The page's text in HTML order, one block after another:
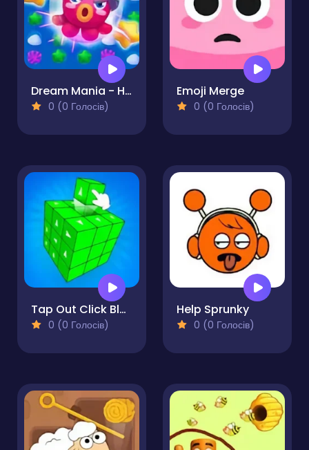
Dream Mania - Happy Match
0 (0 Голосів)
Emoji Merge
0 (0 Голосів)
Tap Out Click Blocks Away
0 (0 Голосів)
Help Sprunky
0 (0 Голосів)